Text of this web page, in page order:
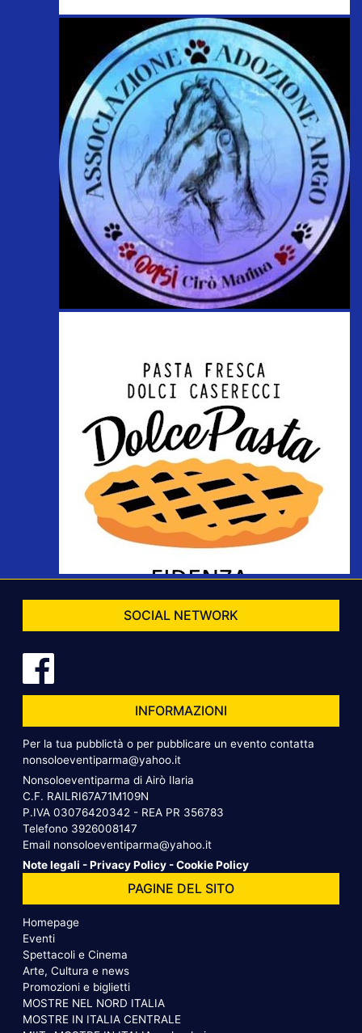
SOCIAL NETWORK
INFORMAZIONI
Per la tua pubblictà o per pubblicare un evento contatta
nonsoloeventiparma@yahoo.it
Nonsoloeventiparma di Airò Ilaria
C.F. RAILRI67A71M109N
P.IVA 03076420342 - REA PR 356783
Telefono 3926008147
Email nonsoloeventiparma@yahoo.it
Note legali -Privacy Policy -Cookie Policy
PAGINE DEL SITO
Homepage
Eventi
Spettacoli e Cinema
Arte, Cultura e news
Promozioni e biglietti
MOSTRE NEL NORD ITALIA
MOSTRE IN ITALIA CENTRALE